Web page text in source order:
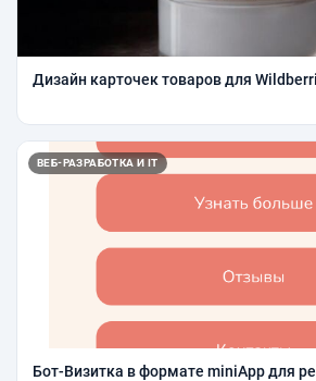
Дизайн карточек товаров для
ВЕБ-РАЗРАБОТКА И IT
Бот-Визитка в формате miniApp для